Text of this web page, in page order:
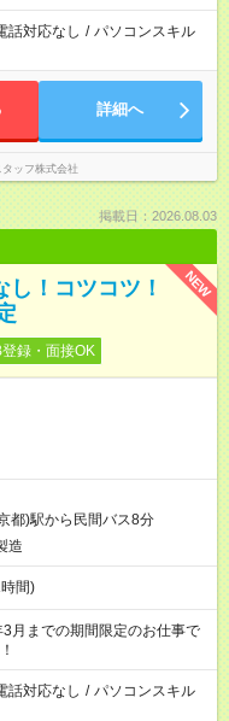
話対応なし / パソコンスキル
詳細へ
ッフ株式会社
掲載日：2026.08.03
NEW
！コツコツ！
録・面接OK
都)駅から民間バス8分
造
間)
までの期間限定のお仕事で
話対応なし / パソコンスキル